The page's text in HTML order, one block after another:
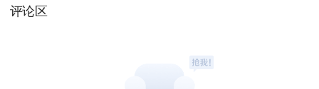
评论区